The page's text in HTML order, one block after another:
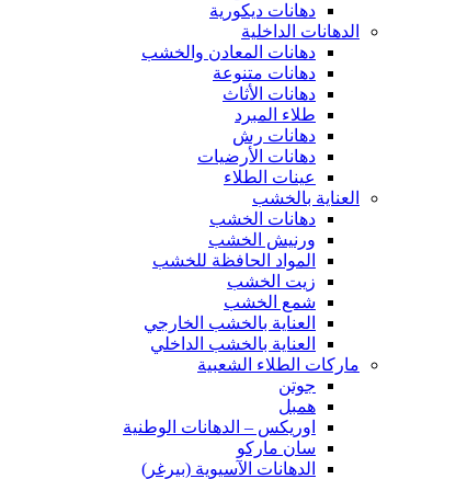
دهانات ديكورية
الدهانات الداخلية
دهانات المعادن والخشب
دهانات متنوعة
دهانات الأثاث
طلاء المبرد
دهانات رش
دهانات الأرضيات
عينات الطلاء
العناية بالخشب
دهانات الخشب
ورنيش الخشب
المواد الحافظة للخشب
زيت الخشب
شمع الخشب
العناية بالخشب الخارجي
العناية بالخشب الداخلي
ماركات الطلاء الشعبية
جوتن
همبل
اوريكس – الدهانات الوطنية
سان ماركو
الدهانات الآسيوية (بيرغر)